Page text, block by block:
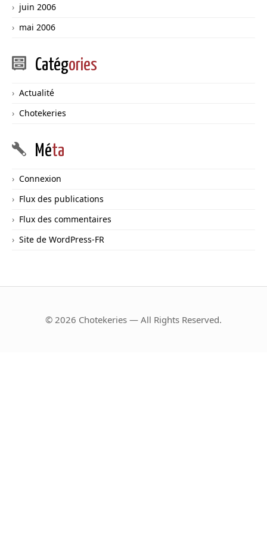
juin 2006
mai 2006
Catégories
Actualité
Chotekeries
Méta
Connexion
Flux des publications
Flux des commentaires
Site de WordPress-FR
© 2026 Chotekeries — All Rights Reserved.